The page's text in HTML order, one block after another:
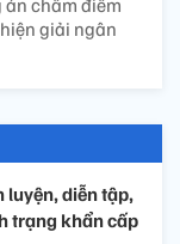
chấm điểm
giải ngân
luyện, diễn tập,
trạng khẩn cấp